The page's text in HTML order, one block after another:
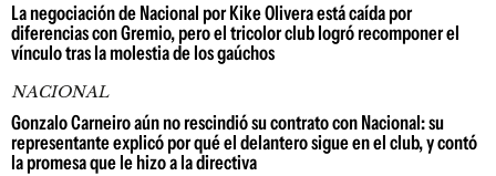
La negociación de Nacional por Kike Olivera está caída por
diferencias con Gremio, pero el tricolor club logró recomponer el
vínculo tras la molestia de los gaúchos
NACIONAL
Gonzalo Carneiro aún no rescindió su contrato con Nacional: su
representante explicó por qué el delantero sigue en el club, y contó
la promesa que le hizo a la directiva